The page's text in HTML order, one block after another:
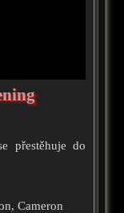
přestěhuje do
Cameron